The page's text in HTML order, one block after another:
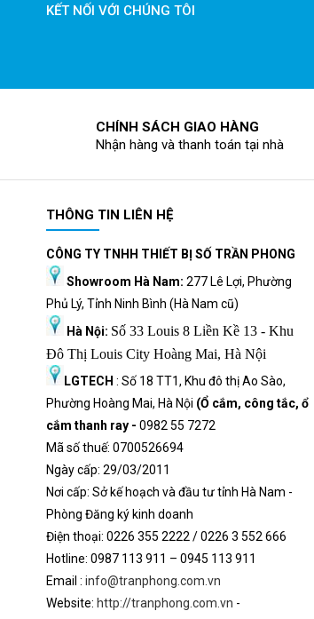
KẾT NỐI VỚI CHÚNG TÔI
CHÍNH SÁCH GIAO HÀNG
Nhận hàng và thanh toán tại nhà
THÔNG TIN LIÊN HỆ
CÔNG TY TNHH THIẾT BỊ SỐ TRẦN PHONG
Showroom Hà Nam: 277 Lê Lợi, Phường
Phủ Lý, Tỉnh Ninh Bình (Hà Nam cũ)
Hà Nội: Số 33 Louis 8 Liền Kề 13 - Khu
Đô Thị Louis City Hoàng Mai, Hà Nội
LGTECH : Số 18 TT1, Khu đô thị Ao Sào,
Phường Hoàng Mai, Hà Nội (Ổ cắm, công tắc, ổ
cắm thanh ray - 0982 55 7272
Mã số thuế: 0700526694
Ngày cấp: 29/03/2011
Nơi cấp: Sở kế hoạch và đầu tư tỉnh Hà Nam -
Phòng Đăng ký kinh doanh
Điện thoại: 0226 355 2222 / 0226 3 552 666
Hotine: 0987 113 911 – 0945 113 911
Email : info@tranphong.com.vn
Website: http://tranphong.com.vn -